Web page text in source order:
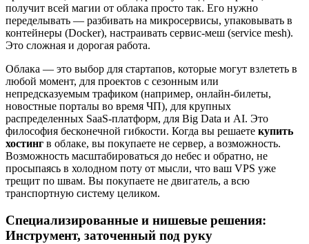
получит всей магии от облака просто так. Его нужно
переделывать — разбивать на микросервисы, упаковывать в
контейнеры (Docker), настраивать сервис-меш (service mesh).
Это сложная и дорогая работа.
Облака — это выбор для стартапов, которые могут взлететь в
любой момент, для проектов с сезонным или
непредсказуемым трафиком (например, онлайн-билеты,
новостные порталы во время ЧП), для крупных
распределенных SaaS-платформ, для Big Data и AI. Это
философия бесконечной гибкости. Когда вы решаете купить
хостинг в облаке, вы покупаете не сервер, а возможность.
Возможность масштабироваться до небес и обратно, не
просыпаясь в холодном поту от мысли, что ваш VPS уже
трещит по швам. Вы покупаете не двигатель, а всю
транспортную систему целиком.
Специализированные и нишевые решения:
Инструмент, заточенный под руку